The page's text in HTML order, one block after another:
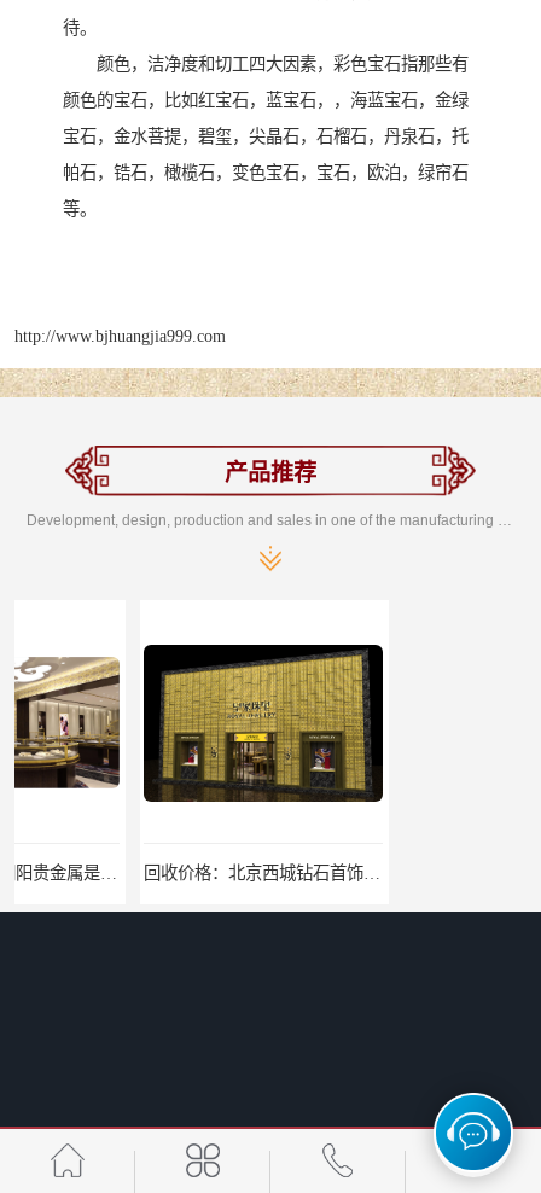
待。
颜色，洁净度和切工四大因素，彩色宝石指那些有
颜色的宝石，比如红宝石，蓝宝石，，海蓝宝石，金绿
宝石，金水菩提，碧玺，尖晶石，石榴石，丹泉石，托
帕石，锆石，橄榄石，变色宝石，宝石，欧泊，绿帘石
等。
http://www.bjhuangjia999.com
产品推荐
回收价格：北京西城钻石首饰高价回收，当场结算回收找哪家